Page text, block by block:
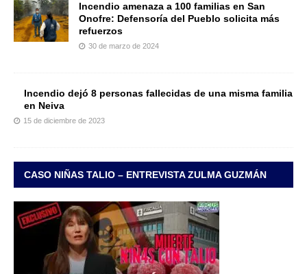
Incendio amenaza a 100 familias en San
Onofre: Defensoría del Pueblo solicita más
refuerzos
30 de marzo de 2024
Incendio dejó 8 personas fallecidas de una misma familia
en Neiva
15 de diciembre de 2023
CASO NIÑAS TALIO – ENTREVISTA ZULMA GUZMÁN